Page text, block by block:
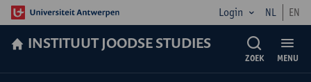
Login NL EN
INSTITUUT JOODSE STUDIES
MENU
ZOEK